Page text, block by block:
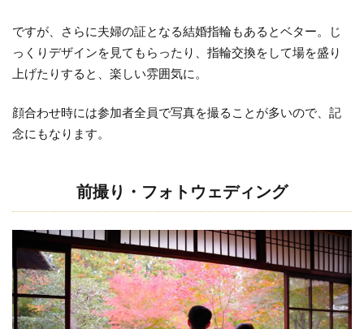
ですが、さらに夫婦の証となる結婚指輪もあるとベター。じ
っくりデザインを見てもらったり、指輪交換をして場を盛り
上げたりすると、楽しい雰囲気に。
顔合わせ時には参加者全員で写真を撮ることが多いので、記
念にもなります。
前撮り・フォトウェディング